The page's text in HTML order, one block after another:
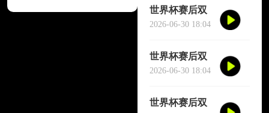
世界杯赛后双
方球员大规模
2026-06-30 18:04
世界杯赛后双
方球员大规模
2026-06-30 18:04
世界杯赛后双